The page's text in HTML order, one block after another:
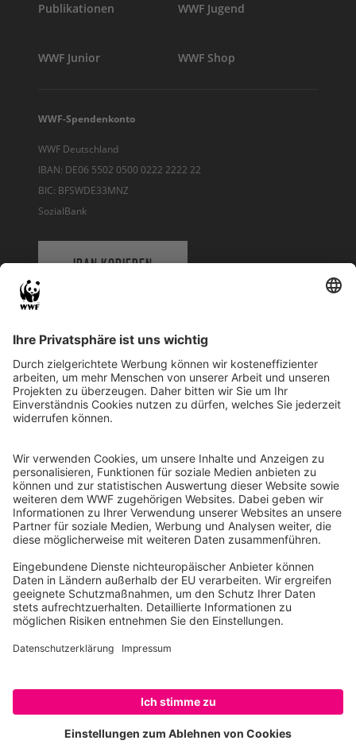
Publikationen WWF Jugend
WWF Junior WWF Shop
WWF-Spendenkonto
WWF Deutschland
IBAN: DE06 5502 0500 0222 2222 22
BIC: BFSWDE33MNZ
SozialBank
IBAN KOPIEREN
WWF Deutschland
Reinhardtstr. 18
10117 Berlin
Ihre Spende kann steuerlich geltend gemacht werden
Registriert als Stiftung WWF Deutschland, Senatsverwaltung für
Justiz Berlin, Az: 3416/976/2
Umsatzsteuer-Identifikationsnummer: DE 114236103
Freistellungsbescheid: Als gemeinnützige Körperschaft befreit
von der Körperschaftssteuer gem. §5 I 9 KStg. unter der
Steuernummer 27/641/09321